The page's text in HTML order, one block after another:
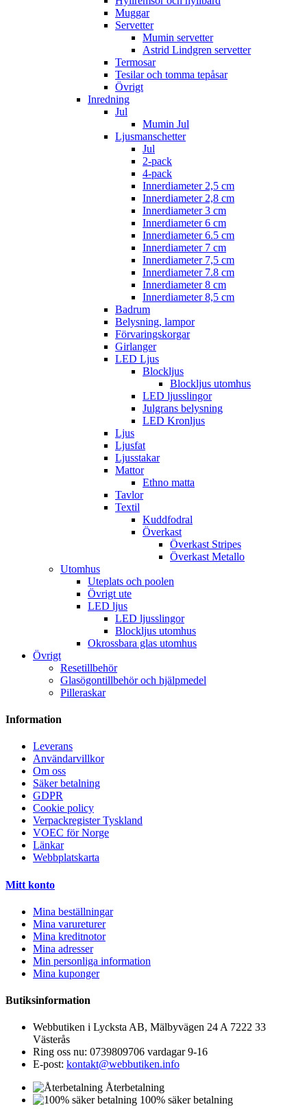
Muggar
Servetter
Mumin servetter
Astrid Lindgren servetter
Termosar
Tesilar och tomma tepåsar
Övrigt
Inredning
Jul
Mumin Jul
Ljusmanschetter
Jul
2-pack
4-pack
Innerdiameter 2,5 cm
Innerdiameter 2,8 cm
Innerdiameter 3 cm
Innerdiameter 6 cm
Innerdiameter 6.5 cm
Innerdiameter 7 cm
Innerdiameter 7,5 cm
Innerdiameter 7.8 cm
Innerdiameter 8 cm
Innerdiameter 8,5 cm
Badrum
Belysning, lampor
Förvaringskorgar
Girlanger
LED Ljus
Blockljus
Blockljus utomhus
LED ljusslingor
Julgrans belysning
LED Kronljus
Ljus
Ljusfat
Ljusstakar
Mattor
Ethno matta
Tavlor
Textil
Kuddfodral
Överkast
Överkast Stripes
Överkast Metallo
Utomhus
Uteplats och poolen
Övrigt ute
LED ljus
LED ljusslingor
Blockljus utomhus
Okrossbara glas utomhus
Övrigt
Resetillbehör
Glasögontillbehör och hjälpmedel
Pilleraskar
Information
Leverans
Användarvillkor
Om oss
Säker betalning
GDPR
Cookie policy
Verpackregister Tyskland
VOEC för Norge
Länkar
Webbplatskarta
Mitt konto
Mina beställningar
Mina varureturer
Mina kreditnotor
Mina adresser
Min personliga information
Mina kuponger
Butiksinformation
Webbutiken i Lycksta AB, Mälbyvägen 24 A 7222 33
Västerås
Ring oss nu: 0739809706 vardagar 9-16
E-post: kontakt@webbutiken.info
Återbetalning
100% säker betalning